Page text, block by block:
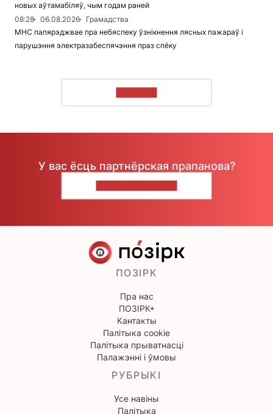
новых аўтамабіляў, чым годам раней
08:28
06.08.2026
Грамадства
МНС папярэджвае пра небяспеку ўзнікнення лясных пажараў і
парушэння электразабеспячэння праз спёку
У вас ёсць партнёрская прапанова?
ПОЗІРК
Пра нас
ПОЗІРК+
Кантакты
Палітыка cookie
Палітыка прыватнасці
Палажэнні і ўмовы
РУБРЫКІ
Усе навіны
Палітыка